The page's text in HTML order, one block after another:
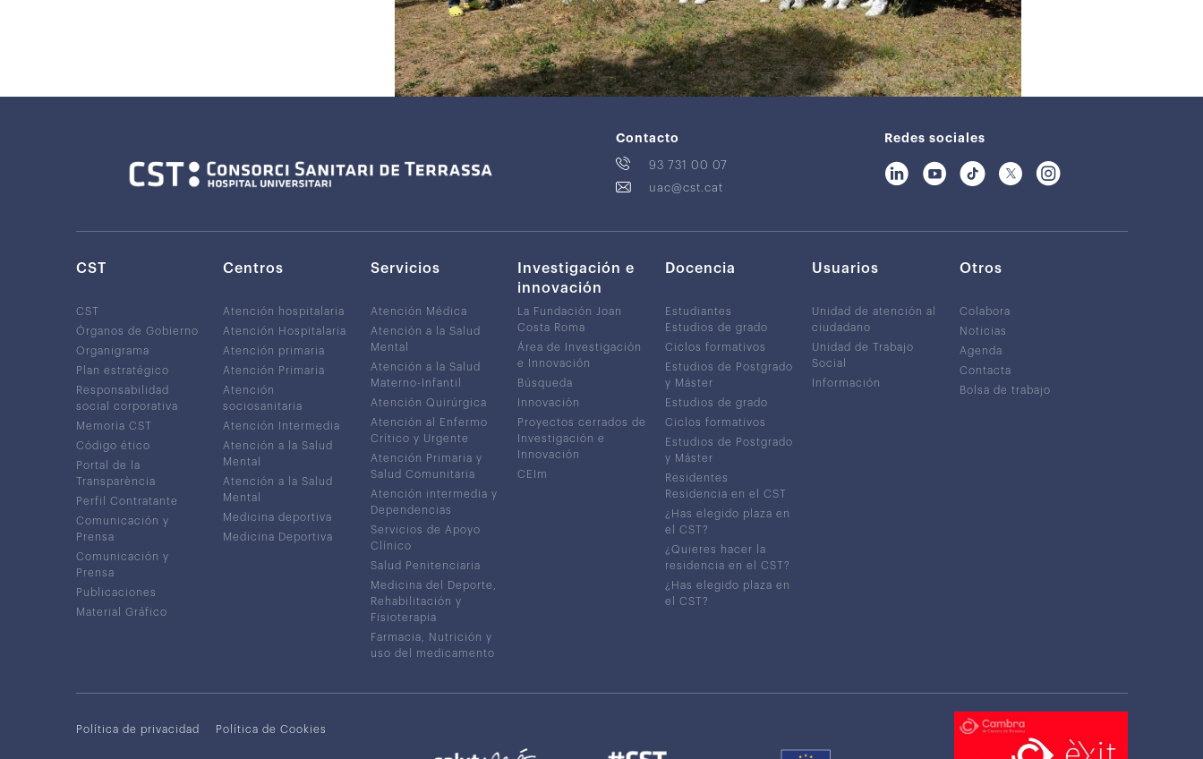
Contacto
93 731 00 07
uac@cst.cat
Redes sociales
CST
CST
Órganos de Gobierno
Organigrama
Plan estratégico
Responsabilidad
social corporativa
Memoria CST
Código ético
Portal de la
Transparència
Perfil Contratante
Comunicación y
Prensa
Comunicación y
Prensa
Publicaciones
Material Gráfico
Centros
Atención hospitalaria
Atención Hospitalaria
Atención primaria
Atención Primaria
Atención
sociosanitaria
Atención Intermedia
Atención a la Salud
Mental
Atención a la Salud
Mental
Medicina deportiva
Medicina Deportiva
Servicios
Atención Médica
Atención a la Salud
Mental
Atención a la Salud
Materno-Infantil
Atención Quirúrgica
Atención al Enfermo
Crítico y Urgente
Atención Primaria y
Salud Comunitaria
Atención intermedia y
Dependencias
Servicios de Apoyo
Clínico
Salud Penitenciaria
Medicina del Deporte,
Rehabilitación y
Fisioterapia
Farmacia, Nutrición y
uso del medicamento
Investigación e
innovación
La Fundación Joan
Costa Roma
Área de Investigación
e Innovación
Búsqueda
Innovación
Proyectos cerrados de
Investigación e
Innovación
CEIm
Docencia
Estudiantes
Estudios de grado
Ciclos formativos
Estudios de Postgrado
y Máster
Estudios de grado
Ciclos formativos
Estudios de Postgrado
y Máster
Residentes
Residencia en el CST
¿Has elegido plaza en
el CST?
¿Quieres hacer la
residencia en el CST?
¿Has elegido plaza en
el CST?
Usuarios
Unidad de atención al
ciudadano
Unidad de Trabajo
Social
Información
Otros
Colabora
Noticias
Agenda
Contacta
Bolsa de trabajo
Política de privacidad Política de Cookies